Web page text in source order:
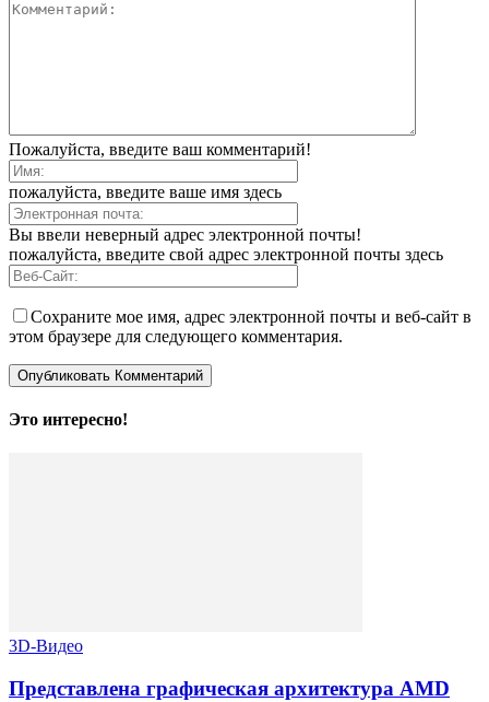
Пожалуйста, введите ваш комментарий!
пожалуйста, введите ваше имя здесь
Вы ввели неверный адрес электронной почты!
пожалуйста, введите свой адрес электронной почты здесь
Сохраните мое имя, адрес электронной почты и веб-сайт в
этом браузере для следующего комментария.
Это интересно!
3D-Видео
Представлена графическая архитектура AMD